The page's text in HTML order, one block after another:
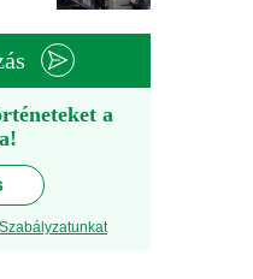
a
Szabályzatunkat